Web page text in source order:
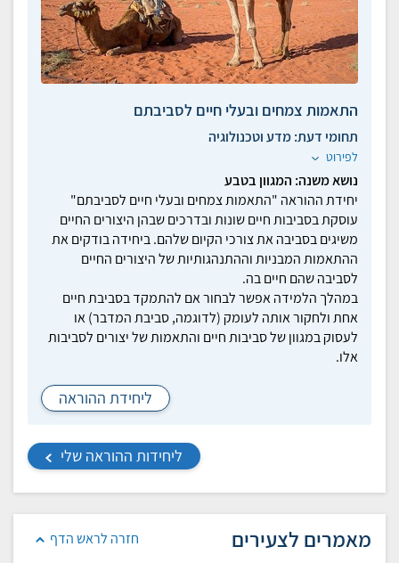
התאמות צמחים ובעלי חיים לסביבתם
תחומי דעת:מדע וטכנולוגיה
לפירוט
נושא משנה: המגוון בטבע
יחידת ההוראה "התאמות צמחים ובעלי חיים לסביבתם"
עוסקת בסביבות חיים שונות ובדרכים שבהן היצורים החיים
משיגים בסביבה את צורכי הקיום שלהם. ביחידה בודקים את
ההתאמות המבניות וההתנהגותיות של היצורים החיים
לסביבה שהם חיים בה.
במהלך הלמידה אפשר לבחור אם להתמקד בסביבת חיים
אחת ולחקור אותה לעומק (לדוגמה, סביבת המדבר) או
לעסוק במגוון של סביבות חיים והתאמות של יצורים לסביבות
אלו.
ליחידת ההוראה
ליחידות ההוראה שלי
חזרה לראש הדף מאמרים לצעירים